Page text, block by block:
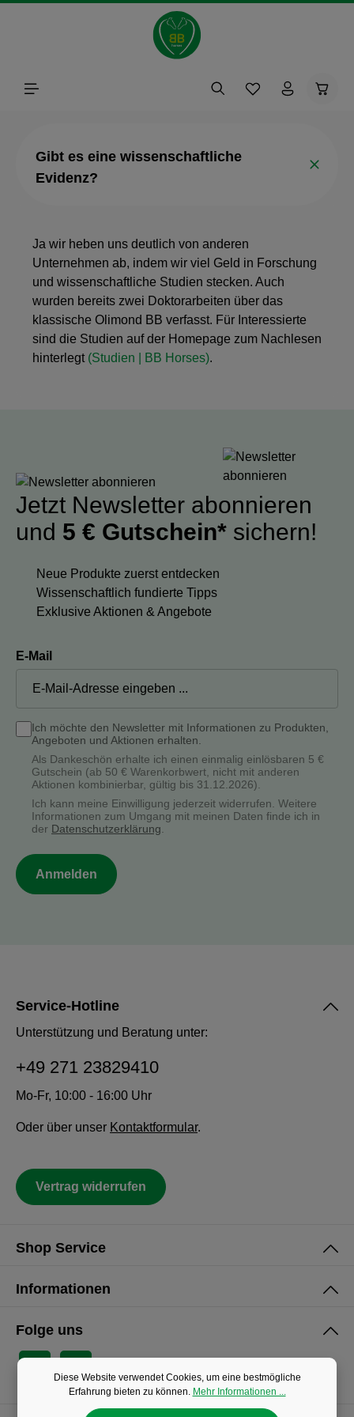
Gibt es eine wissenschaftliche
Evidenz?
Ja wir heben uns deutlich von anderen
Unternehmen ab, indem wir viel Geld in Forschung
und wissenschaftliche Studien stecken. Auch
wurden bereits zwei Doktorarbeiten über das
klassische Olimond BB verfasst. Für Interessierte
sind die Studien auf der Homepage zum Nachlesen
hinterlegt (Studien | BB Horses).
Jetzt Newsletter abonnieren
und 5 € Gutschein* sichern!
Neue Produkte zuerst entdecken
Wissenschaftlich fundierte Tipps
Exklusive Aktionen & Angebote
E-Mail
Ich möchte den Newsletter mit Informationen zu Produkten,
Angeboten und Aktionen erhalten.
Als Dankeschön erhalte ich einen einmalig einlösbaren 5 €
Gutschein (ab 50 € Warenkorbwert, nicht mit anderen
Aktionen kombinierbar, gültig bis 31.12.2026).
Ich kann meine Einwilligung jederzeit widerrufen. Weitere
Informationen zum Umgang mit meinen Daten finde ich in
der Datenschutzerklärung.
Anmelden
Service-Hotline
Unterstützung und Beratung unter:
+49 271 23829410
Mo-Fr, 10:00 - 16:00 Uhr
Oder über unser Kontaktformular.
Vertrag widerrufen
Shop Service
Informationen
Folge uns
Diese Website verwendet Cookies, um eine bestmögliche
Erfahrung bieten zu können. Mehr Informationen ...